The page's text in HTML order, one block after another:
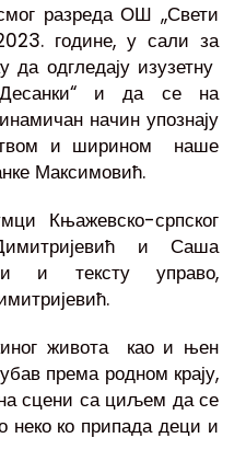
разреда ОШ ,,Свети
године, у сали за
одгледају изузетну
и да се на
начин упознају
и ширином наше
Максимовић.
Књажевско-српског
и Саша
и тексту управо,
живота као и њен
према родном крају,
сцени са циљем да се
неко ко припада деци и